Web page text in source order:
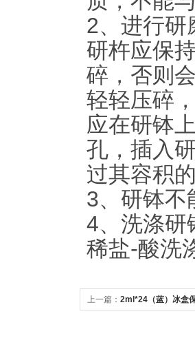
2、进行研
研杵应保
碎，否则
轻轻压碎
应在研钵
孔，插入
过其容积
3、研钵不
4、洗涤研
稀盐-酸洗
上一篇： 2ml*24（蓝）冰盒